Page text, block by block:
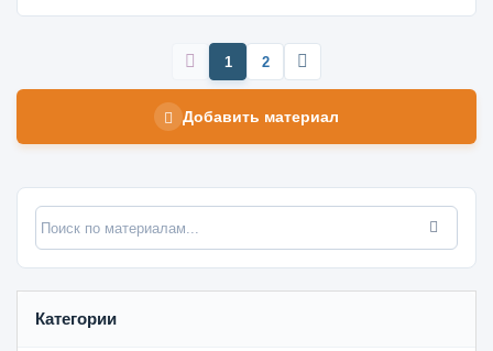
1 2
Добавить материал
Категории